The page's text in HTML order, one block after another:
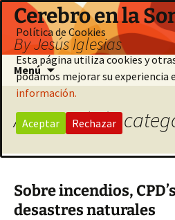
Saltar
contenido
Cerebro en la
By Jesús Iglesias
Menú
Archivo de la
Sobre incendios,
desastres naturales
Política de Cookies
Esta página utiliza cookies y
podamos mejorar su experiencia
información.
Aceptar Rechazar